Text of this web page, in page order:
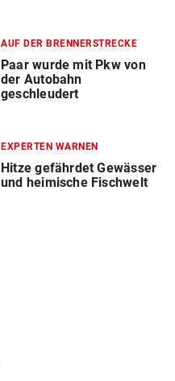
AUF DER BRENNERSTRECKE
Paar wurde mit Pkw von
der Autobahn
geschleudert
EXPERTEN WARNEN
Hitze gefährdet Gewässer
und heimische Fischwelt